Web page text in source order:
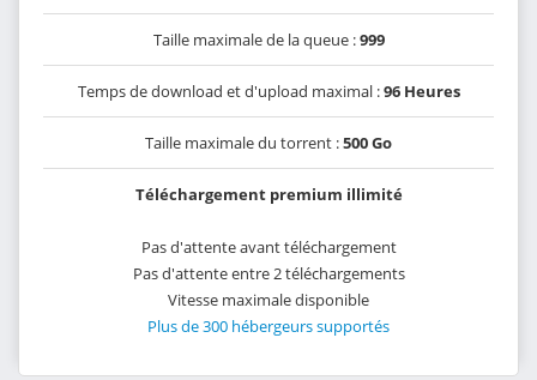
Taille maximale de la queue :999
Temps de download et d'upload maximal :96 Heures
Taille maximale du torrent :500 Go
Téléchargement premium illimité
Pas d'attente avant téléchargement
Pas d'attente entre 2 téléchargements
Vitesse maximale disponible
Plus de 300 hébergeurs supportés